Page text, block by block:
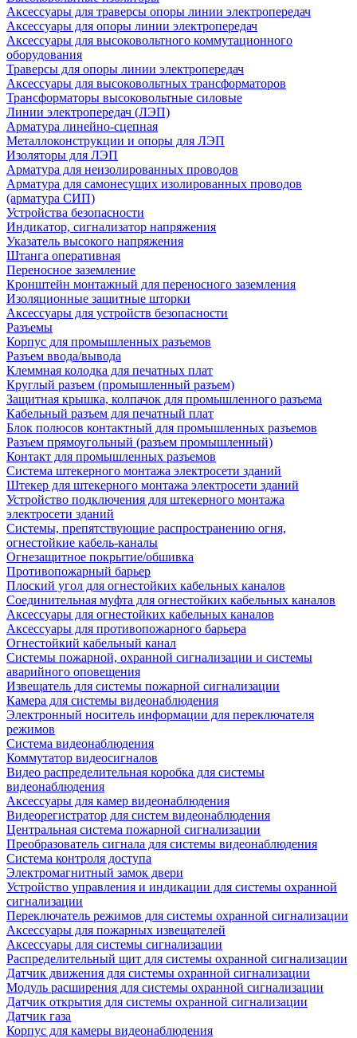
Аксессуары для траверсы опоры линии электропередач
Аксессуары для опоры линии электропередач
Аксессуары для высоковольтного коммутационного
оборудования
Траверсы для опоры линии электропередач
Аксессуары для высоковольтных трансформаторов
Трансформаторы высоковольтные силовые
Линии электропередач (ЛЭП)
Арматура линейно-сцепная
Металлоконструкции и опоры для ЛЭП
Изоляторы для ЛЭП
Арматура для неизолированных проводов
Арматура для самонесущих изолированных проводов
(арматура СИП)
Устройства безопасности
Индикатор, сигнализатор напряжения
Указатель высокого напряжения
Штанга оперативная
Переносное заземление
Кронштейн монтажный для переносного заземления
Изоляционные защитные шторки
Аксессуары для устройств безопасности
Разъемы
Корпус для промышленных разъемов
Разъем ввода/вывода
Клеммная колодка для печатных плат
Круглый разъем (промышленный разъем)
Защитная крышка, колпачок для промышленного разъема
Кабельный разъем для печатный плат
Блок полюсов контактный для промышленных разъемов
Разъем прямоугольный (разъем промышленный)
Контакт для промышленных разъемов
Система штекерного монтажа электросети зданий
Штекер для штекерного монтажа электросети зданий
Устройство подключения для штекерного монтажа
электросети зданий
Системы, препятствующие распространению огня,
огнестойкие кабель-каналы
Огнезащитное покрытие/обшивка
Противопожарный барьер
Плоский угол для огнестойких кабельных каналов
Соединительная муфта для огнестойких кабельных каналов
Аксессуары для огнестойких кабельных каналов
Аксессуары для противопожарного барьера
Огнестойкий кабельный канал
Системы пожарной, охранной сигнализации и системы
аварийного оповещения
Извещатель для системы пожарной сигнализации
Камера для системы видеонаблюдения
Электронный носитель информации для переключателя
режимов
Система видеонаблюдения
Коммутатор видеосигналов
Видео распределительная коробка для системы
видеонаблюдения
Аксессуары для камер видеонаблюдения
Видеорегистратор для систем видеонаблюдения
Центральная система пожарной сигнализации
Преобразователь сигнала для системы видеонаблюдения
Система контроля доступа
Электромагнитный замок двери
Устройство управления и индикации для системы охранной
сигнализации
Переключатель режимов для системы охранной сигнализации
Аксессуары для пожарных извещателей
Аксессуары для системы сигнализации
Распределительный щит для системы охранной сигнализации
Датчик движения для системы охранной сигнализации
Модуль расширения для системы охранной сигнализации
Датчик открытия для системы охранной сигнализации
Датчик газа
Корпус для камеры видеонаблюдения